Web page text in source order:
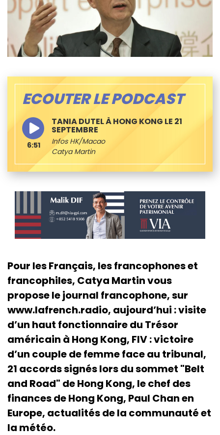
ECOUTER LE PODCAST
TANIA DUTEL À HONG KONG LE 21
SEPTEMBRE
Infos HK/Macao
Catya Martin
6:51
Pour les Français, les francophones et
francophiles, Catya Martin vous
propose le journal francophone, sur
www.lafrench.radio, aujourd’hui : visite
d’un haut fonctionnaire du Trésor
américain à Hong Kong, FIV : victoire
d’un couple de femme face au tribunal,
21 accords signés lors du sommet "Belt
and Road" de Hong Kong, le chef des
finances de Hong Kong, Paul Chan en
Europe, actualités de la communauté et
la météo.